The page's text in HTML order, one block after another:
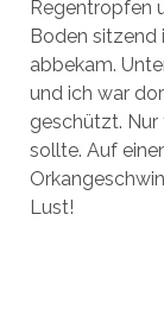
Regentropfen
Boden sitzend
abbekam.
und ich war
geschützt. Nur
sollte. Auf
Lust!